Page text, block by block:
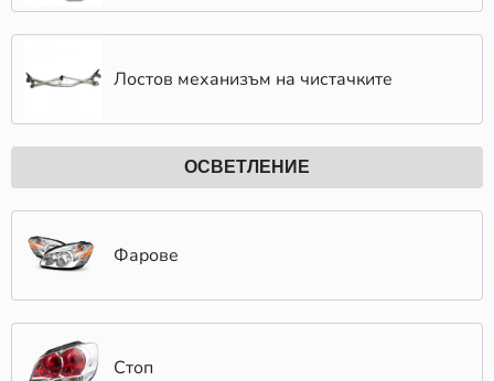
Лостов механизъм на чистачките
ОСВЕТЛЕНИЕ
Фарове
Стоп